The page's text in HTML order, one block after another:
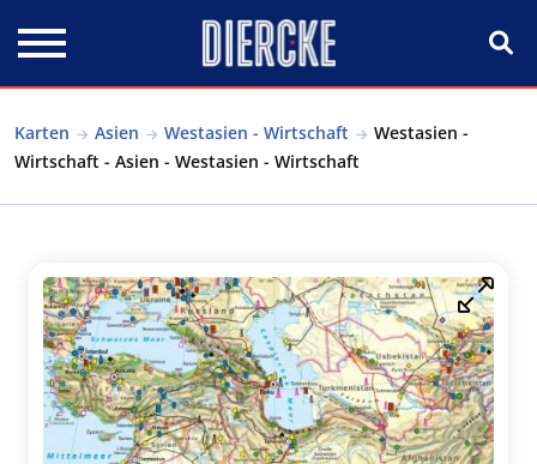
Karten Asien Westasien - Wirtschaft
Westasien -
Wirtschaft - Asien - Westasien - Wirtschaft